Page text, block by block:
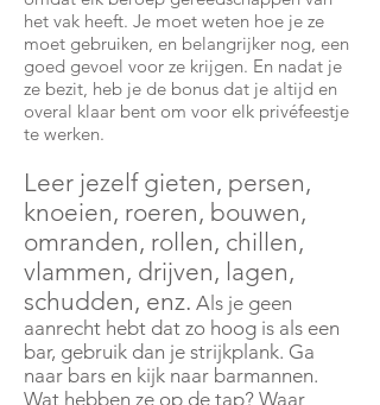
het vak heeft. Je moet weten hoe je ze
moet gebruiken, en belangrijker nog, een
goed gevoel voor ze krijgen. En nadat je
ze bezit, heb je de bonus dat je altijd en
overal klaar bent om voor elk privéfeestje
te werken.
Leer jezelf gieten, persen,
knoeien, roeren, bouwen,
omranden, rollen, chillen,
vlammen, drijven, lagen,
schudden, enz. Als je geen
aanrecht hebt dat zo hoog is als een
bar, gebruik dan je strijkplank. Ga
naar bars en kijk naar barmannen.
Wat hebben ze op de tap? Waar